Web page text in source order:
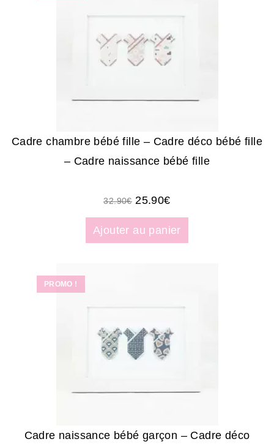
Cadre chambre bébé fille – Cadre déco bébé fille
– Cadre naissance bébé fille
32.90€ 25.90€
Ajouter au panier
PROMO !
Cadre naissance bébé garçon – Cadre déco